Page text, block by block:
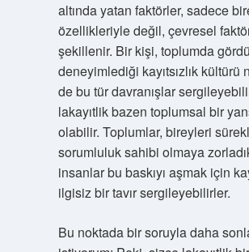
altında yatan faktörler, sadece
özellikleriyle değil, çevresel
şekillenir. Bir kişi, toplumda
deneyimlediği kayıtsızlık kültürü
de bu tür davranışlar
lakayıtlik bazen toplumsal bir
olabilir. Toplumlar, bireyleri
sorumluluk sahibi olmaya
insanlar bu baskıyı aşmak için
ilgisiz bir tavır sergileyebilirler.
Bu noktada bir soruyla daha